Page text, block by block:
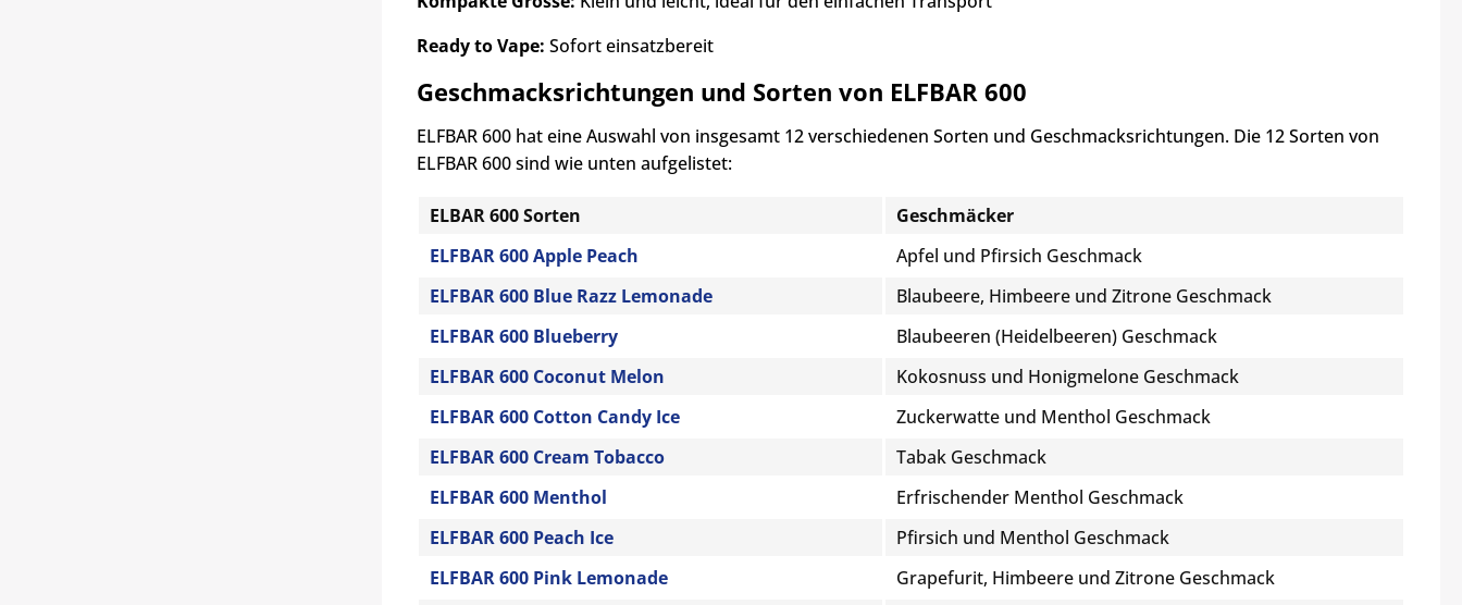
Ready to Vape: Sofort einsatzbereit
Geschmacksrichtungen und Sorten von ELFBAR 600
ELFBAR 600 hat eine Auswahl von insgesamt 12 verschiedenen Sorten und Geschmacksrichtungen. Die 12 Sorten von
ELFBAR 600 sind wie unten aufgelistet:
ELBAR 600 Sorten
Geschmäcker
ELFBAR 600 Apple Peach
Apfel und Pfirsich Geschmack
ELFBAR 600 Blue Razz Lemonade
Blaubeere, Himbeere und Zitrone Geschmack
ELFBAR 600 Blueberry
Blaubeeren (Heidelbeeren) Geschmack
ELFBAR 600 Coconut Melon
Kokosnuss und Honigmelone Geschmack
ELFBAR 600 Cotton Candy Ice
Zuckerwatte und Menthol Geschmack
ELFBAR 600 Cream Tobacco
Tabak Geschmack
ELFBAR 600 Menthol
Erfrischender Menthol Geschmack
ELFBAR 600 Peach Ice
Pfirsich und Menthol Geschmack
ELFBAR 600 Pink Lemonade
Grapefurit, Himbeere und Zitrone Geschmack